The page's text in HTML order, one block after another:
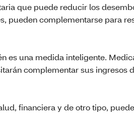
que puede reducir los
pueden complementarse para
es una medida inteligente.
complementar sus ingresos
financiera y de otro tipo,